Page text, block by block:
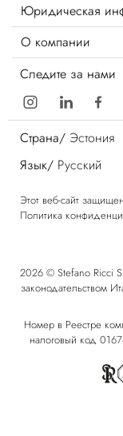
Юридическая
О компании
Следите за нами
Страна/ Эстония
Язык/ Русский
Этот веб-сайт
Политика
2026 © Stefano Ricci
законодательством
Номер в Реестре
налоговый код